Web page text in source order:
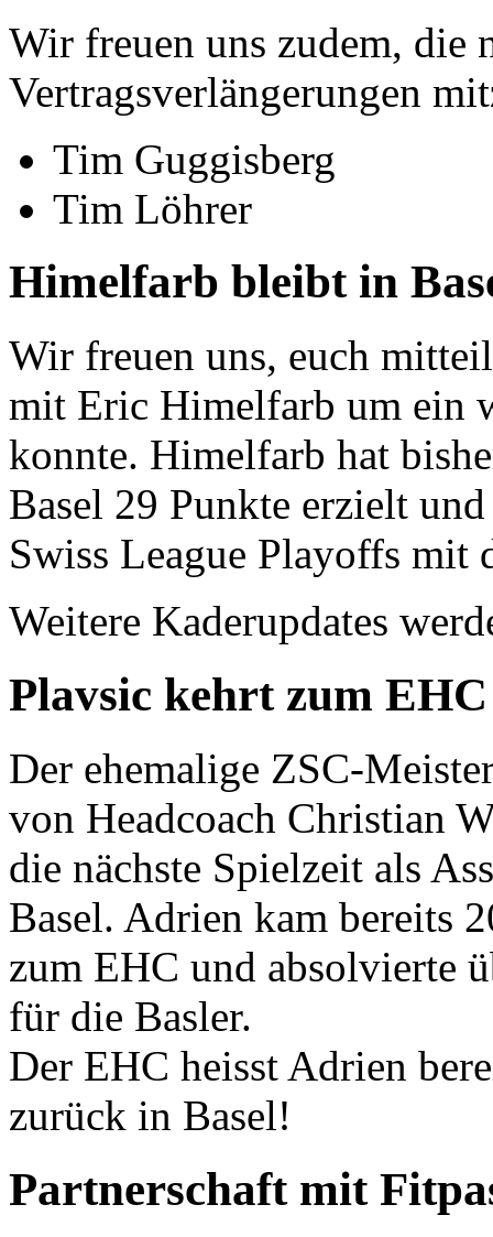
Wir freuen uns zudem, die
Vertragsverlängerungen
Tim Guggisberg
Tim Löhrer
Himelfarb bleibt in
Wir freuen uns, euch
mit Eric Himelfarb um ein
konnte. Himelfarb hat
Basel 29 Punkte erzielt
Swiss League Playoffs mit
Weitere Kaderupdates
Plavsic kehrt zum
Der ehemalige ZSC-
von Headcoach Christian
die nächste Spielzeit als
Basel. Adrien kam bereits
zum EHC und absolvierte
für die Basler.
Der EHC heisst Adrien
zurück in Basel!
Partnerschaft mit